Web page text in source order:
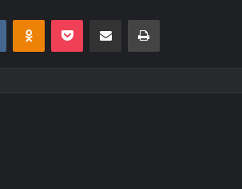
VKontakteOdnoklassniki
Pocket E-Posta ile paylaş Yazdır